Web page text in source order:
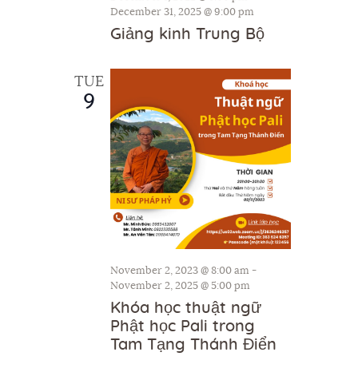
h
a
n
d
V
i
e
w
s
N
a
v
i
g
i
o
n
December 31, 2025 @ 9:00 pm
Giảng kinh Trung Bộ
TUE
9
November 2, 2023 @ 8:00 am -
November 2, 2025 @ 5:00 pm
Khóa học thuật ngữ
Phật học Pali trong
Tam Tạng Thánh Điển